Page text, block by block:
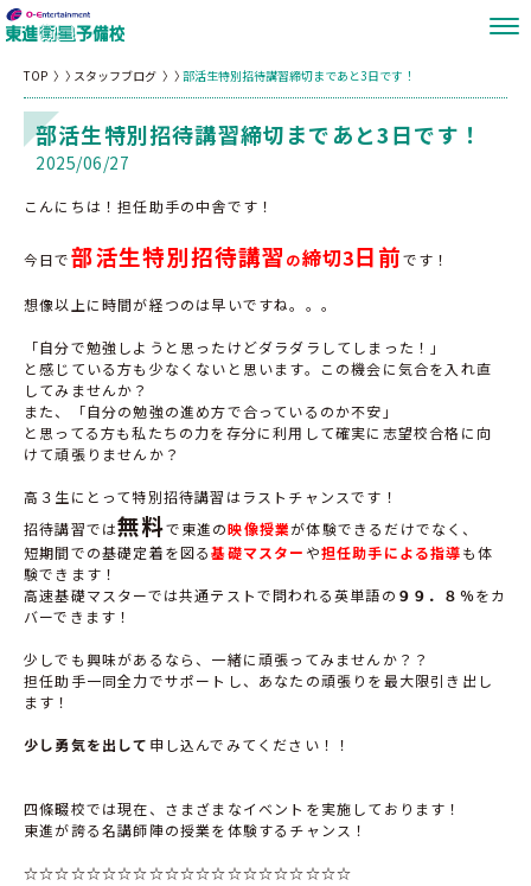
TOP スタッフブログ 部活生特別招待講習締切まであと3日です！
部活生特別招待講習締切まであと3日です！
2025/06/27
こんにちは！担任助手の中舎です！
今日で部活生特別招待講習 の締切3日前です！
想像以上に時間が経つのは早いですね。。。
「自分で勉強しようと思ったけどダラダラしてしまった！」
と感じている方も少なくないと思います。この機会に気合を入れ直
してみませんか？
また、「自分の勉強の進め方で合っているのか不安」
と思ってる方も私たちの力を存分に利用して確実に志望校合格に向
けて頑張りませんか？
高３生にとって特別招待講習はラストチャンスです！
招待講習では無料で東進の映像授業が体験できるだけでなく、
短期間での基礎定着を図る基礎マスター や担任助手による指導も体
験できます！
高速基礎マスターでは共通テストで問われる英単語の ９９．８％をカ
バーできます！
少しでも興味があるなら、一緒に頑張ってみませんか？？
担任助手一同全力でサポートし、あなたの頑張りを最大限引き出し
ます！
少し勇気を出して 申し込んでみてください！！
四條畷校では現在、さまざまなイベントを実施しております！
東進が誇る名講師陣の授業を体験するチャンス！
☆☆☆☆☆☆☆☆☆☆☆☆☆☆☆☆☆☆☆☆☆